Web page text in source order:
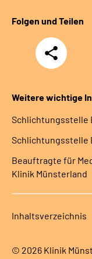
Folgen und Teilen
Teilen
Weitere wichtige
Schlich­tungs­stel­le
Schlich­tungs­stel­le
Beauftragte für
Klinik Münsterland
Inhaltsverzeichnis
© 2026 Klinik